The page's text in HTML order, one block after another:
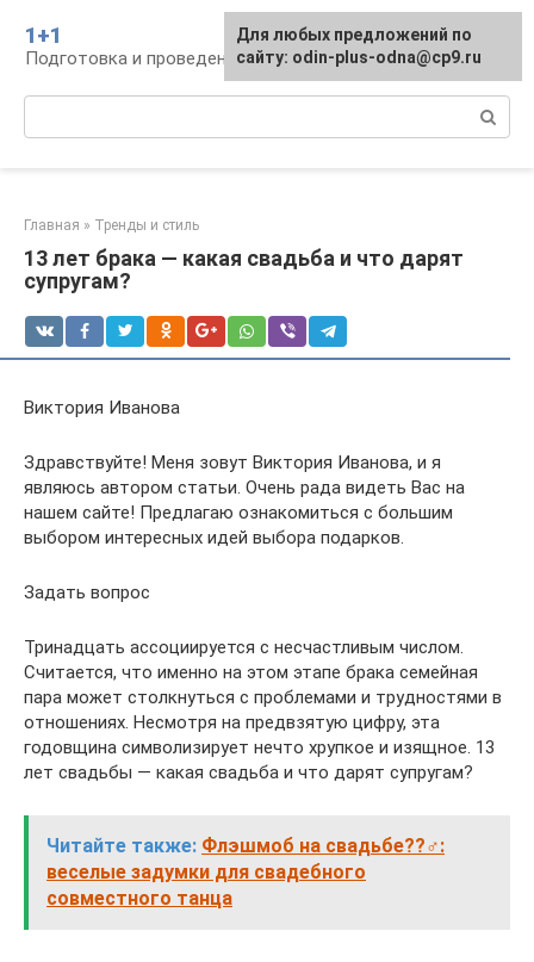
контенту
1+1
Подготовка и проведение свадьбы, традиции
Главная » Тренды и стиль
13 лет брака — какая свадьба и что дарят
супругам?
Виктория Иванова
Здравствуйте! Меня зовут Виктория Иванова, и я
являюсь автором статьи. Очень рада видеть Вас на
нашем сайте! Предлагаю ознакомиться с большим
выбором интересных идей выбора подарков.
Задать вопрос
Тринадцать ассоциируется с несчастливым числом.
Считается, что именно на этом этапе брака семейная
пара может столкнуться с проблемами и трудностями в
отношениях. Несмотря на предвзятую цифру, эта
годовщина символизирует нечто хрупкое и изящное. 13
лет свадьбы — какая свадьба и что дарят супругам?
Читайте также: Флэшмоб на свадьбе??‍♂️:
веселые задумки для свадебного
совместного танца
Для любых предложений по
сайту: odin-plus-odna@cp9.ru